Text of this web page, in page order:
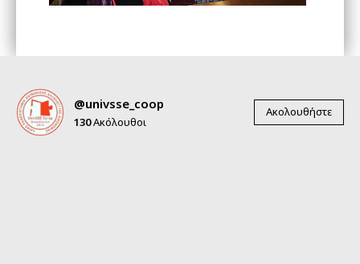
@univsse_coop
130Ακόλουθοι
Ακολουθήστε